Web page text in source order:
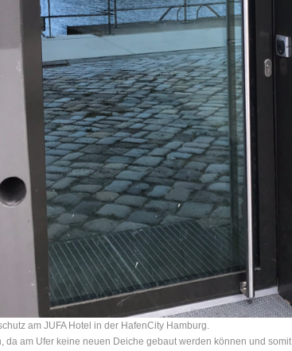
am JUFA Hotel in der HafenCity Hamburg.
am Ufer keine neuen Deiche gebaut werden können und